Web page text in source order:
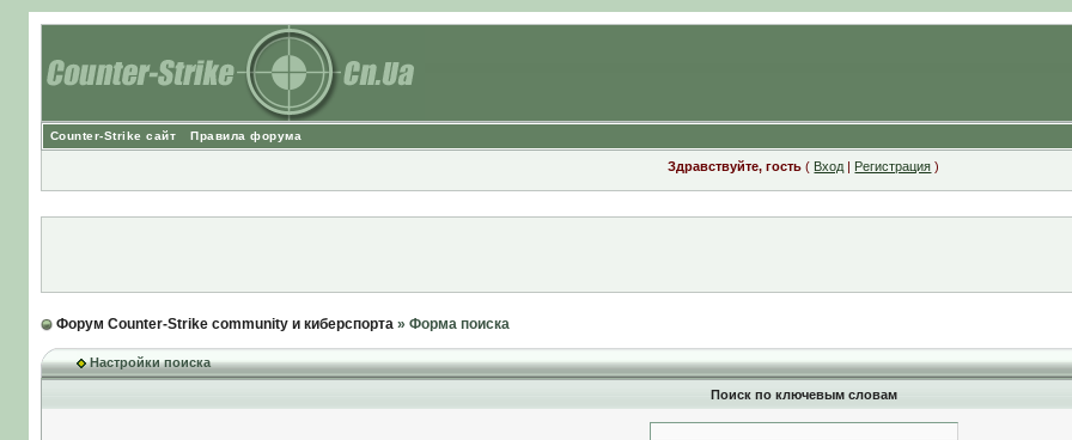
Counter-Strike сайт Правила форума
Здравствуйте, гость ( Вход | Регистрация )
Форум Counter-Strike community и киберспорта» Форма поиска
Настройки поиска
Поиск по ключевым словам